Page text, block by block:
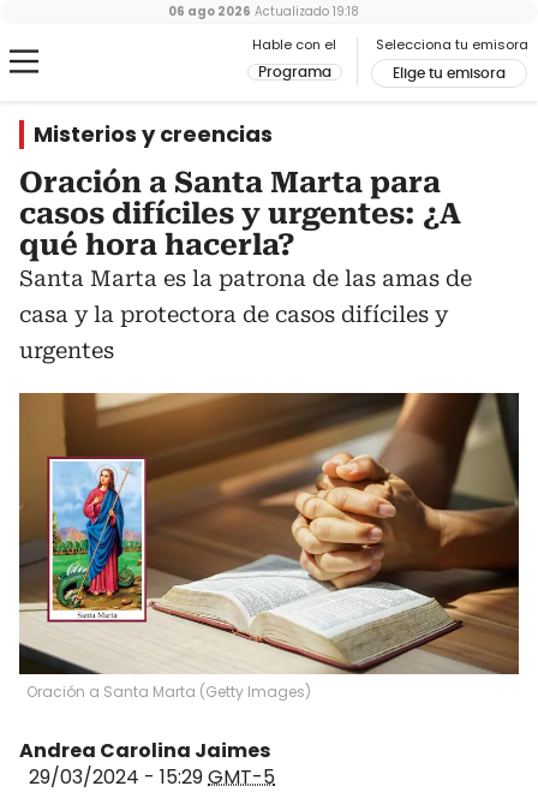
Hable con el
Programa
Selecciona tu emisora
Elige tu emisora
06 ago 2026 Actualizado 19:18
Misterios y creencias
Oración a Santa Marta para
casos difíciles y urgentes: ¿A
qué hora hacerla?
Santa Marta es la patrona de las amas de
casa y la protectora de casos difíciles y
urgentes
Oración a Santa Marta (Getty Images)
Andrea Carolina Jaimes
29/03/2024 - 15:29GMT-5